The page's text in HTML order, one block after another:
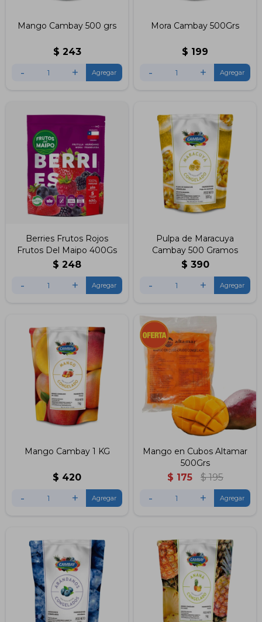
Mango Cambay 500 grs
$ 243
- +
Mora Cambay 500Grs
$ 199
- +
Berries Frutos Rojos
Frutos Del Maipo 400Gs
$ 248
- +
Pulpa de Maracuya
Cambay 500 Gramos
$ 390
- +
Mango Cambay 1 KG
$ 420
- +
Mango en Cubos Altamar
500Grs
$ 175 $ 195
- +